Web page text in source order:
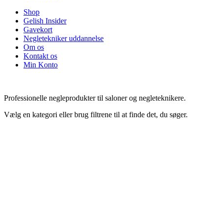
Shop
Gelish Insider
Gavekort
Negletekniker uddannelse
Om os
Kontakt os
Min Konto
Professionelle negleprodukter til saloner og negleteknikere.
Vælg en kategori eller brug filtrene til at finde det, du søger.